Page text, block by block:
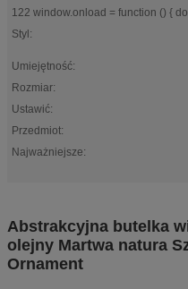
122 window.onload = function () {
Styl:
Umiejętność:
Rozmiar:
Ustawić:
Przedmiot:
Najważniejsze:
Abstrakcyjna butelka
olejny Martwa natura
Ornament